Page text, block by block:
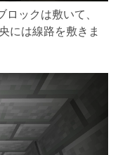
ックは敷いて、
には線路を敷きま